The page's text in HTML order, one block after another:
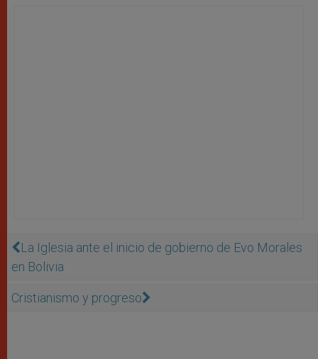
La Iglesia ante el inicio de gobierno de Evo Morales
en Bolivia
Cristianismo y progreso